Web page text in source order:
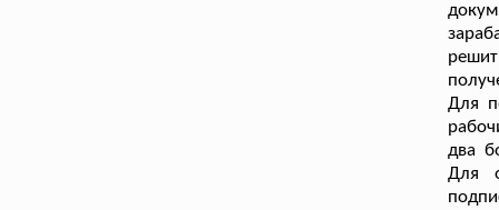
Для
два
Для